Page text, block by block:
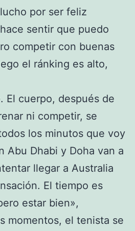
por ser feliz
sentir que puedo
competir con buenas
el ránking es alto,
El cuerpo, después de
ni competir, se
los minutos que voy
Abu Dhabi y Doha van a
llegar a Australia
El tiempo es
estar bien»,
momentos, el tenista se